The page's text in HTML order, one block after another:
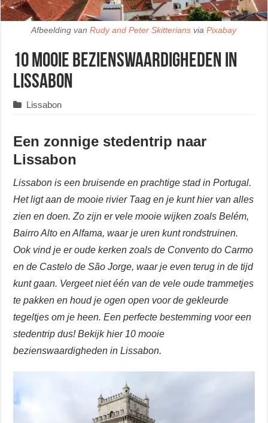
Afbeelding vanRudy and Peter Skitterians viaPixabay
10 mooie bezienswaardigheden in
Lissabon
Lissabon
Een zonnige stedentrip naar
Lissabon
Lissabon is een bruisende en prachtige stad in Portugal.
Het ligt aan de mooie rivier Taag en je kunt hier van alles
zien en doen. Zo zijn er vele mooie wijken zoals Belém,
Bairro Alto en Alfama, waar je uren kunt rondstruinen.
Ook vind je er oude kerken zoals de Convento do Carmo
en de Castelo de São Jorge, waar je even terug in de tijd
kunt gaan. Vergeet niet één van de vele oude trammetjes
te pakken en houd je ogen open voor de gekleurde
tegeltjes om je heen. Een perfecte bestemming voor een
stedentrip dus! Bekijk hier 10 mooie
bezienswaardigheden in Lissabon.